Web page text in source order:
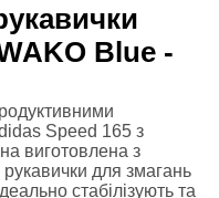
Blue -
Speed ​​165 з
виготовлена ​​з
рукавички для змагань
стабілізують та